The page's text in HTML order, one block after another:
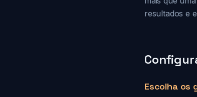
resultados e
Escolha os